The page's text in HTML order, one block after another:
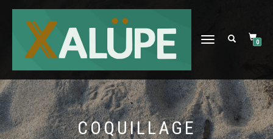
DÉPLIER
0
COQUILLAGE